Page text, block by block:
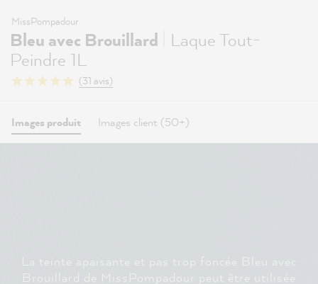
MissPompadour
Bleu avec Brouillard
Laque Tout-
Peindre 1L
(31 avis)
Images produit Images client (50+)
La teinte apaisante et pas trop foncée Bleu avec
Brouillard de MissPompadour peut être utilisée